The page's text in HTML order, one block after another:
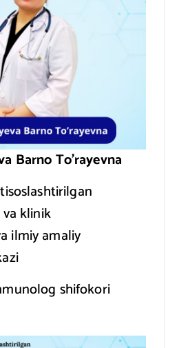
Barno To’rayevna
klinik
ilmiy amaliy
shifokori